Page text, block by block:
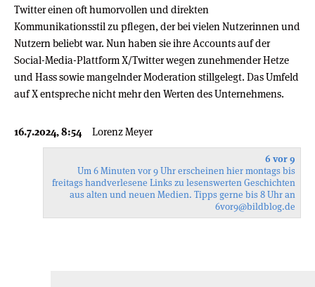
Twitter einen oft humorvollen und direkten
Kommunikationsstil zu pflegen, der bei vielen Nutzerinnen und
Nutzern beliebt war. Nun haben sie ihre Accounts auf der
Social-Media-Plattform X/Twitter wegen zunehmender Hetze
und Hass sowie mangelnder Moderation stillgelegt. Das Umfeld
auf X entspreche nicht mehr den Werten des Unternehmens.
16.7.2024, 8:54 Lorenz Meyer
6 vor 9
Um 6 Minuten vor 9 Uhr erscheinen hier montags bis
freitags handverlesene Links zu lesenswerten Geschichten
aus alten und neuen Medien. Tipps gerne bis 8 Uhr an
6vor9@bildblog.de